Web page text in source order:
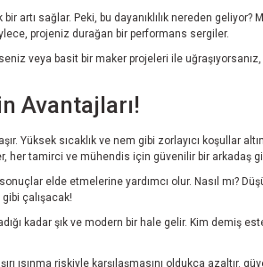
artı sağlar. Peki, bu dayanıklılık nereden geliyor?
projeniz durağan bir performans sergiler.
veya basit bir maker projeleri ile
Avantajları!
sıcaklık ve nem gibi zorlayıcı koşullar
her tamirci ve mühendis için güvenilir bir arkadaş
elde etmelerine yardımcı olur. Nasıl mı?
çalışacak!
kadar şık ve modern bir hale gelir. Kim demiş
ısınma riskiyle karşılaşmasını oldukça azaltır.